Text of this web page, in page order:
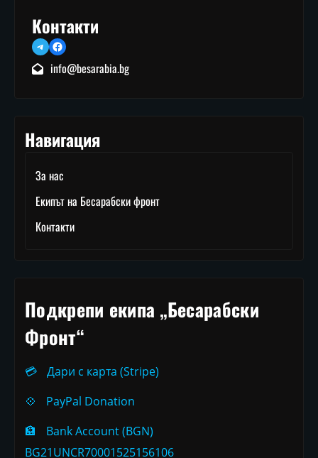
Контакти
TelegramFacebook
info@besarabia.bg
Навигация
За нас
Екипът на Бесарабски фронт
Контакти
Подкрепи екипа „Бесарабски
Фронт“
💳
Дари с карта (Stripe)
💠
PayPal Donation
🏦
Bank Account (BGN)
BG21UNCR70001525156106